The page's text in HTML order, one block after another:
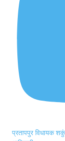
प्रतापपुर विधायक